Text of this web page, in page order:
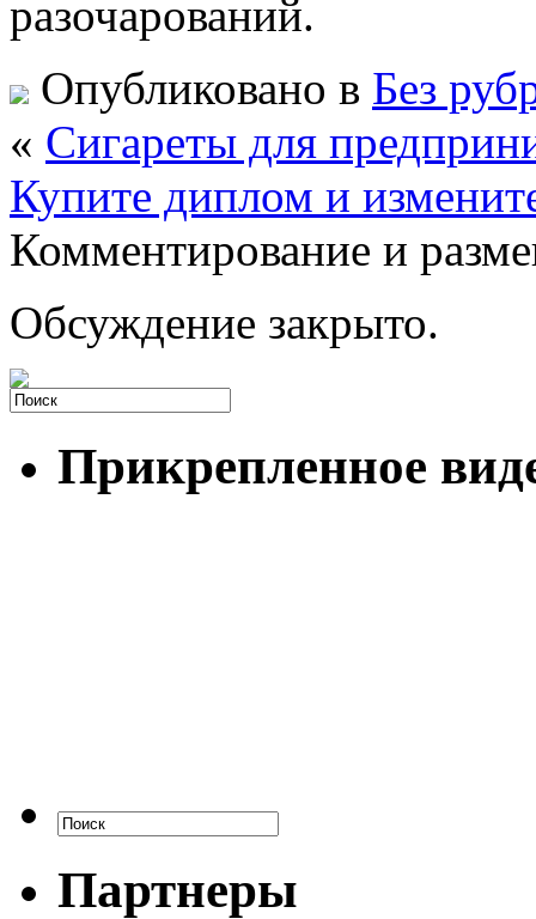
разочарований.
Опубликовано в Без
« Сигареты для
Купите диплом и
Комментирование и
Обсуждение закрыто.
Прикрепленное
Партнеры